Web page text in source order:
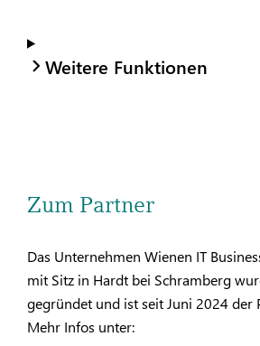
Weitere Funktionen
Zum Partner
Das Unternehmen Wienen IT
mit Sitz in Hardt bei Schramberg
gegründet und ist seit Juni 2024 der
Mehr Infos unter: